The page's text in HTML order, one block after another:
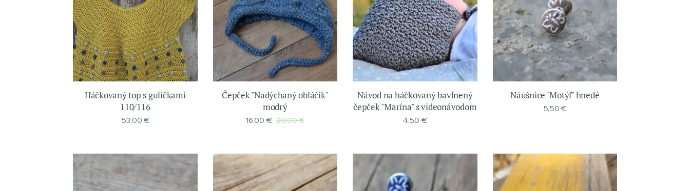
Háčkovaný top s guličkami
110/116
53,00 €
Čepček "Nadýchaný obláčik"
modrý
16,00 € 20,00€
Návod na háčkovaný bavlnený
čepček "Marína" s videonávodom
4,50 €
Náušnice "Motýľ" hnedé
5,50 €